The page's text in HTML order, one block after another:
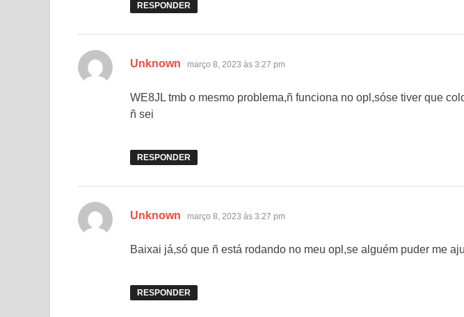
RESPONDER
Unknown disse:
março 8, 2023 às 3:27 pm
WE8JL tmb o mesmo problema,ñ funciona no opl,sóse tiver que
ñ sei
RESPONDER
Unknown disse:
março 8, 2023 às 3:27 pm
Baixai já,só que ñ está rodando no meu opl,se alguém puder me
RESPONDER